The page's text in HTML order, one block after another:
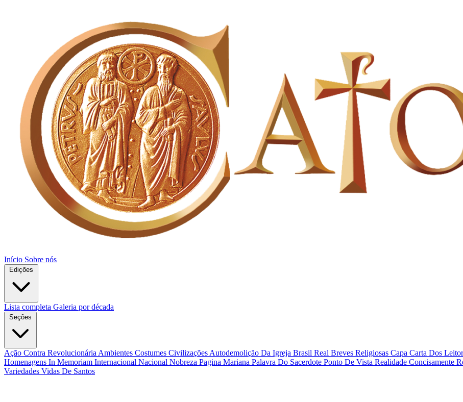
Início Sobre nós
Edições
Lista completa Galeria por década
Seções
Ação Contra Revolucionária Ambientes Costumes Civilizações Autodemolição Da Igreja Brasil Real Breves Religiosas Capa Carta Dos
Homenagens In Memoriam Internacional Nacional Nobreza Pagina Mariana Palavra Do Sacerdote Ponto De Vista Realidade Concisamente
Variedades Vidas De Santos